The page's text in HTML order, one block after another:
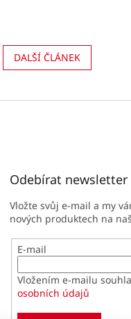
DALŠÍ ČLÁNEK
Odebírat newsletter
Vložte svůj e-mail a my
nových produktech na
E-mail
Vložením e-mailu
osobních údajů